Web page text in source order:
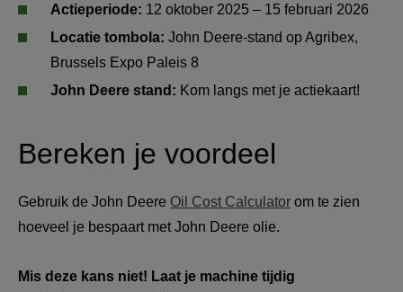
Actieperiode: 12 oktober 2025 – 15 februari 2026
Locatie tombola: John Deere-stand op Agribex,
Brussels Expo Paleis 8
John Deere stand: Kom langs met je actiekaart!
Bereken je voordeel
Gebruik de John Deere Oil Cost Calculator om te zien
hoeveel je bespaart met John Deere olie.
Mis deze kans niet! Laat je machine tijdig